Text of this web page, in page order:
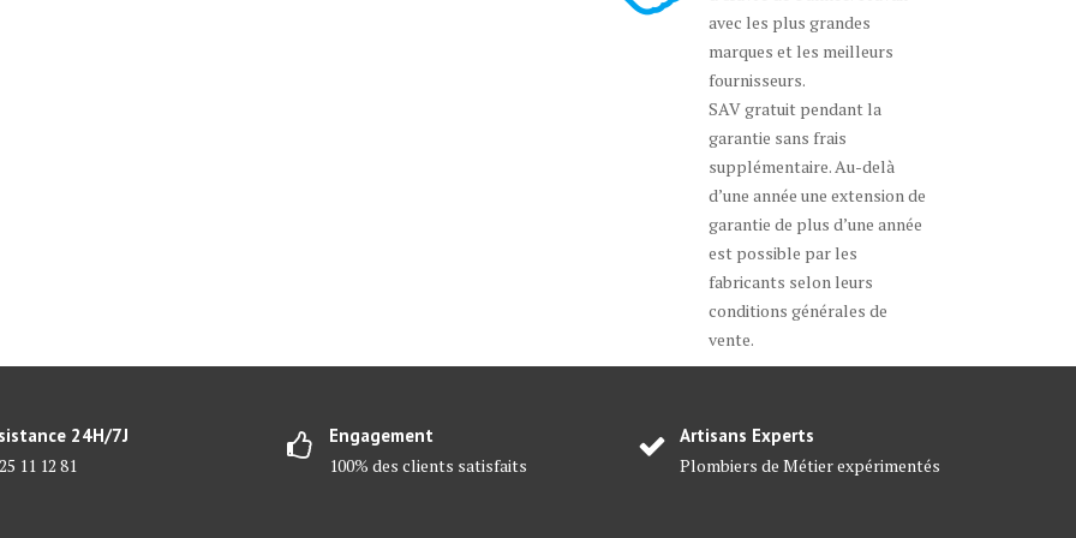
avec les plus grandes
marques et les meilleurs
fournisseurs.
SAV gratuit pendant la
garantie sans frais
supplémentaire. Au-delà
d’une année une extension de
garantie de plus d’une année
est possible par les
fabricants selon leurs
conditions générales de
vente.
24H/7J
11 12 81
Engagement
100% des clients satisfaits
Artisans Experts
Plombiers de Métier expérimentés